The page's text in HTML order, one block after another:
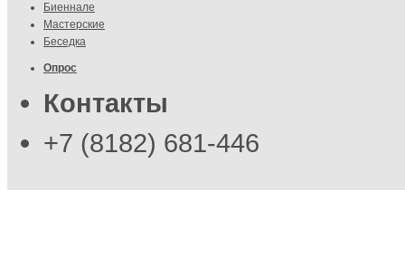
Биеннале
Мастерские
Беседка
Опрос
Контакты
+7 (8182) 681-446